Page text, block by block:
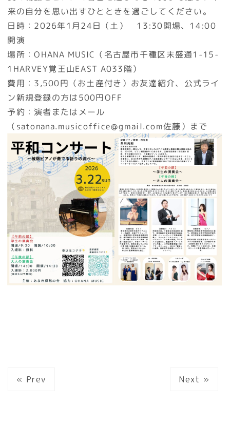
来の自分を思い出すひとときを過ごしてください。
日時：2026年1月24日（土） 13:30開場、14:00
開演
場所：OHANA MUSIC（名古屋市千種区末盛通1-15-
1HARVEY覚王山EAST A033階）
費用：3,500円（お土産付き）お友達紹介、公式ライ
ン新規登録の方は500円OFF
予約：演者またはメール
（satonana.musicoffice@gmail.com佐藤）まで
« Prev Next »